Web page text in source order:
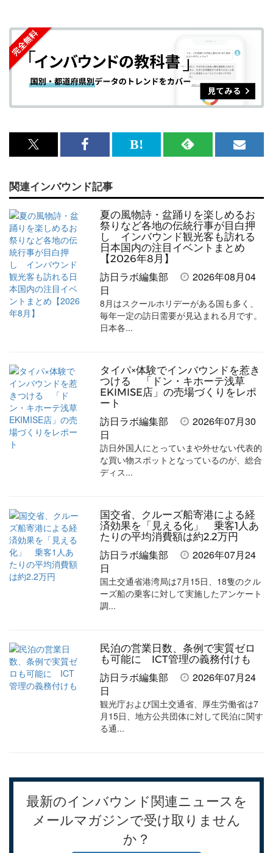
x<br>
記
事
を
シ
ェ
ア
す
る
Facebook<br>
記
は
ブ
ッ
ク
マ
ー
ク
に
加
RSS
事
を
購
す
る
メ
ガ
登
録
る
関連インバウンド記事
夏の風物詩・盆踊りを楽しめるお
祭りなど各地の伝統行事が目白押
し インバウンド観光客も訪れる
日本国内の注目イベントまとめ
【2026年8月】
訪日ラボ編集部
2026年08月04
日
8月はスクールホリデーがある国も多く、
毎年一定の訪日需要が見込まれる月です。
日本各...
タイパ×体験でインバウンドを惹き
つける 「ドン・キホーテ浅草
EKIMISE店」の売場づくりをレポ
ート
訪日ラボ編集部
2026年07月30
日
訪日外国人にとっていまや外せない代表的
な買い物スポットとなっているのが、総合
ディス...
国交省、クルーズ船寄港による経
済効果を「見える化」 乗客1人あ
たりの平均消費額は約2.2万円
訪日ラボ編集部
2026年07月24
日
国土交通省港湾局は7月15日、18隻のクル
ーズ船の乗客に対して実施したアンケート
調...
民泊の営業日数、条例で実質ゼロ
も可能に ICT管理の義務付けも
訪日ラボ編集部
2026年07月24
日
観光庁および国土交通省、厚生労働省は7
月15日、地方公共団体に対して民泊に関す
る通...
最新のインバウンド関連ニュースを
メールマガジンで受け取りません
か？